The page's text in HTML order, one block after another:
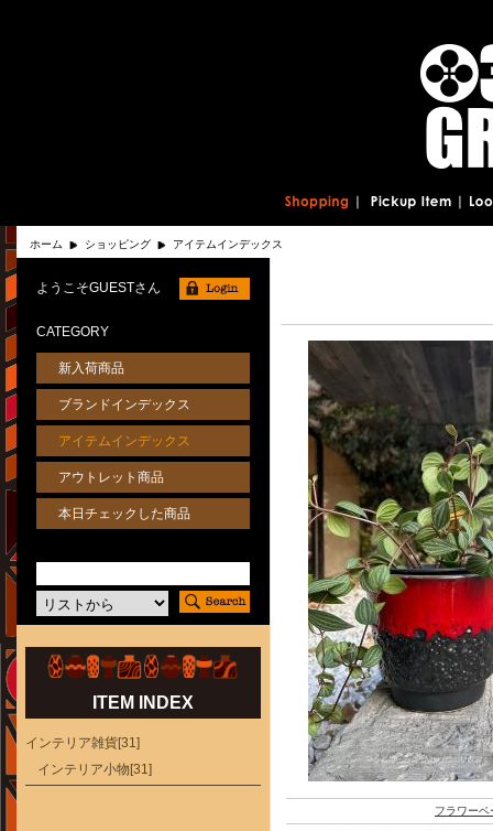
ホーム ショッピング アイテムインデックス
フラワーベ
ようこそGUESTさん
CATEGORY
新入荷商品
ブランドインデックス
アイテムインデックス
アウトレット商品
本日チェックした商品
ITEM INDEX
インテリア雑貨[31]
インテリア小物[31]